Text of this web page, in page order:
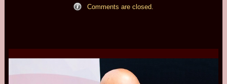
Comments are closed.